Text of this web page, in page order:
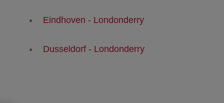
Eindhoven - Londonderry
Dusseldorf - Londonderry